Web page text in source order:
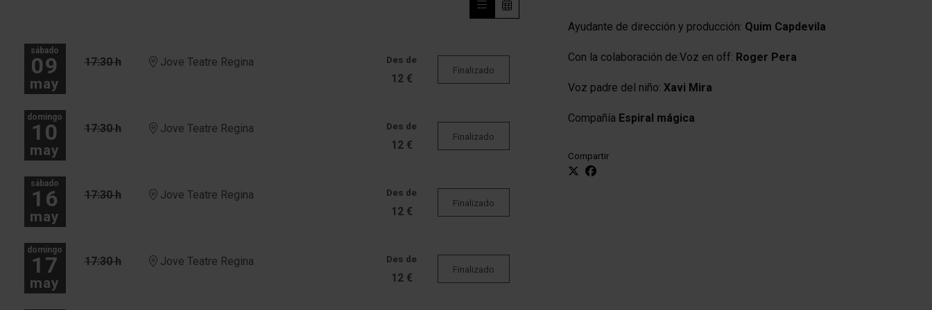
Ayudante de dirección y producción: Quim Capdevila
Con la colaboración de:Voz en off: Roger Pera
Voz padre del niño: Xavi Mira
Compañía Espiral mágica
Compartir
sábado
09
may
17:30 h Jove Teatre Regina Des de
12 €
Finalizado
domingo
10
may
17:30 h Jove Teatre Regina Des de
12 €
Finalizado
sábado
16
may
17:30 h Jove Teatre Regina Des de
12 €
Finalizado
domingo
17
may
17:30 h Jove Teatre Regina Des de
12 €
Finalizado